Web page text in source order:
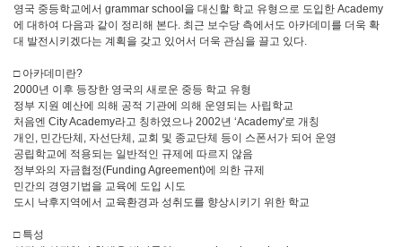
영국 중등학교에서 grammar school을 대신할 학교 유형으로 도입한 Academy
에 대하여 다음과 같이 정리해 본다. 최근 보수당 측에서도 아카데미를 더욱 확
대 발전시키겠다는 계획을 갖고 있어서 더욱 관심을 끌고 있다.
□ 아카데미란?
2000년 이후 등장한 영국의 새로운 중등 학교 유형
정부 지원 예산에 의해 공적 기관에 의해 운영되는 사립학교
처음엔 City Academy라고 칭하였으나 2002년 ‘Academy'로 개칭
개인, 민간단체, 자선단체, 교회 및 종교단체 등이 스폰서가 되어 운영
공립학교에 적용되는 일반적인 규제에 따르지 않음
정부와의 자금협정(Funding Agreement)에 의한 규제
민간의 경영기법을 교육에 도입 시도
도시 낙후지역에서 교육환경과 성취도를 향상시키기 위한 학교
□ 특성